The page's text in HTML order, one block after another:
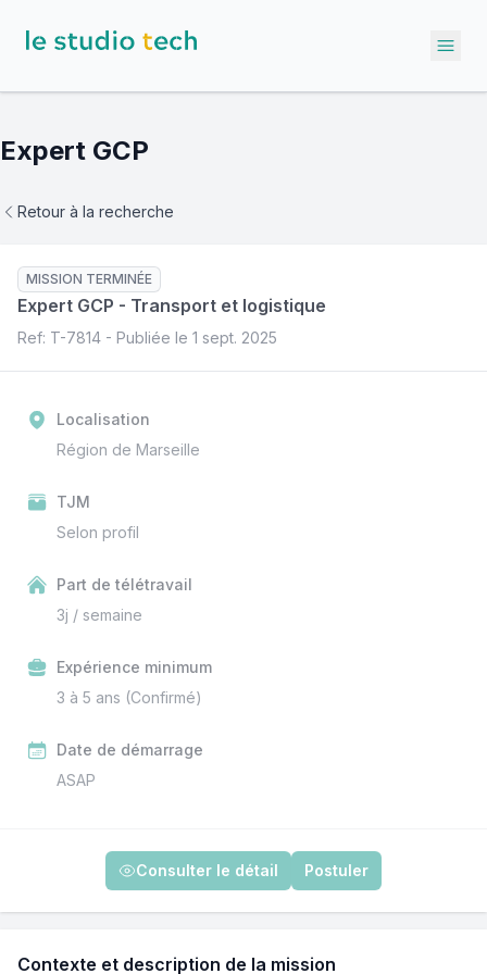
Expert GCP
Retour à la recherche
Expert GCP - Transport et logistique
MISSION TERMINÉE
Ref: T-7814 - Publiée le 1 sept. 2025
Localisation
Région de Marseille
TJM
Selon profil
Part de télétravail
3j / semaine
Expérience minimum
3 à 5 ans (Confirmé)
Date de démarrage
ASAP
Consulter le détail Postuler
Contexte et description de la mission